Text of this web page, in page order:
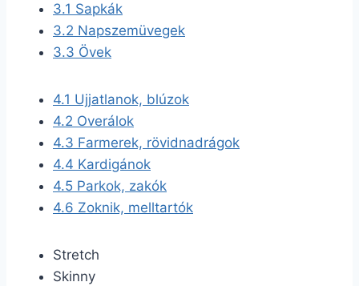
3.1 Sapkák
3.2 Napszemüvegek
3.3 Övek
4.1 Ujjatlanok, blúzok
4.2 Overálok
4.3 Farmerek, rövidnadrágok
4.4 Kardigánok
4.5 Parkok, zakók
4.6 Zoknik, melltartók
Stretch
Skinny